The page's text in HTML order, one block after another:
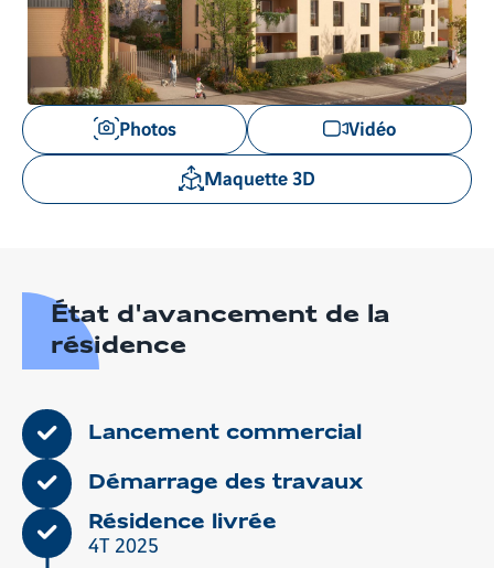
l'item
précédent
l'item
suivant
Voir
les
images
en
Photos
Vidéo
Maquette 3D
État d'avancement de la
résidence
Lancement commercial
Démarrage des travaux
Résidence livrée
4T 2025